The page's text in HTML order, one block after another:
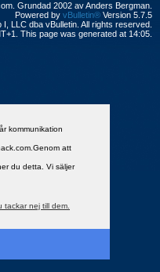
kommunikation
att
du detta. Vi säljer
tackar nej till dem.
Grundad 2002 av Anders Bergman.
Powered by vBulletin® Version 5.7.5
LLC dba vBulletin. All rights reserved.
This page was generated at 14:05.